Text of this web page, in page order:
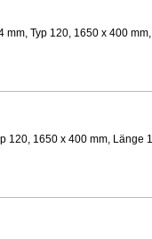
Typ 120, 1650 x 400
1650 x 400 mm, Länge